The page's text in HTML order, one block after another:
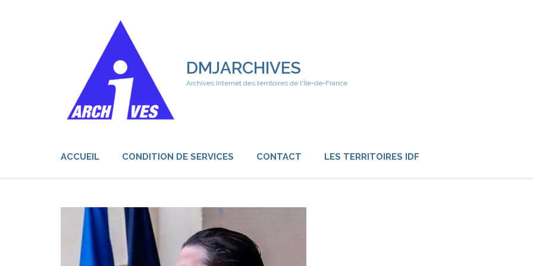
DMJARCHIVES
Archives Internet des territoires de l'Île-de-France
ACCUEIL CONDITION DE SERVICES CONTACT LES TERRITOIRES IDF